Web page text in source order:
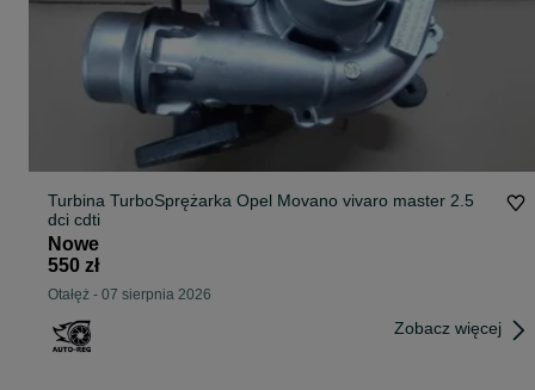
Turbina TurboSprężarka Opel Movano vivaro master 2.5
dci cdti
Nowe
550 zł
Otałęż - 07 sierpnia 2026
Zobacz więcej